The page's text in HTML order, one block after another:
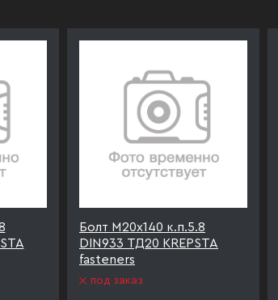
Болт М20х140 к.п.5.8
DIN933 ТД20 KREPSTA
fasteners
под заказ